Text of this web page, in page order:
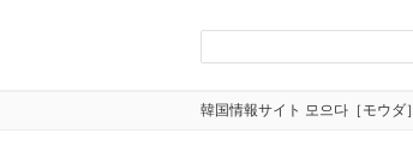
韓国情報サイト 모으다［モウダ］